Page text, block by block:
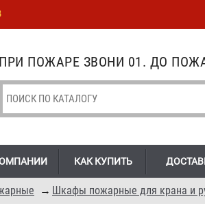
ПРИ ПОЖАРЕ ЗВОНИ 01. ДО
КАК КУПИТЬ
→ Шкафы пожарные для крана и